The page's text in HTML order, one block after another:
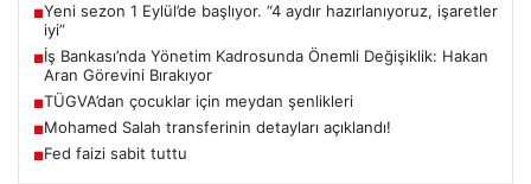
■Yeni sezon 1 Eylül’de başlıyor. “4 aydır hazırlanıyoruz, işaretler
iyi”
■İş Bankası’nda Yönetim Kadrosunda Önemli Değişiklik: Hakan
Aran Görevini Bırakıyor
■TÜGVA’dan çocuklar için meydan şenlikleri
■Mohamed Salah transferinin detayları açıklandı!
■Fed faizi sabit tuttu